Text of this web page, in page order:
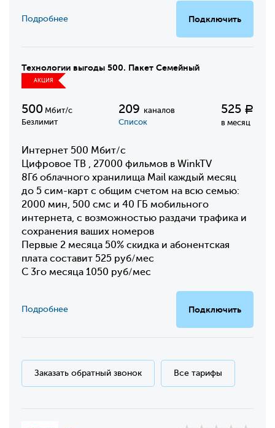
Подключить
Подробнее
Технологии выгоды 500. Пакет Семейный
АКЦИЯ
500 Мбит/с
Безлимит
209 каналов
Список
525 Р
в месяц
Интернет 500 Мбит/с
Цифровое ТВ , 27000 фильмов в WinkTV
8Гб облачного хранилища Mail каждый месяц
до 5 сим-карт с общим счетом на всю семью:
2000 мин, 500 смс и 40 ГБ мобильного
интернета, с возможностью раздачи трафика и
сохранения ваших номеров
Первые 2 месяца 50% скидка и абонентская
плата составит 525 руб/мес
С 3го месяца 1050 руб/мес
Подключить
Подробнее
Заказать обратный звонок Все тарифы